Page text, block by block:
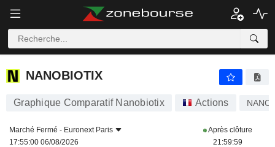
NANOBIOTIX
NANOBIOTIX
Graphique Comparatif Nanobiotix Actions NANO
Marché Fermé - Euronext Paris
17:55:00 06/08/2026
Après clôture
21:59:59